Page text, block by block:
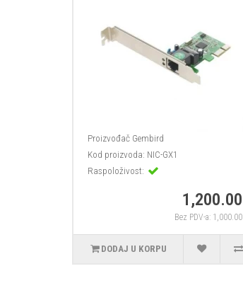
Proizvođač Gembird
Kod proizvoda: NIC-GX1
Raspoloživost:
1,200.00
Bez PDV-a: 1,000.00
DODAJ U KORPU